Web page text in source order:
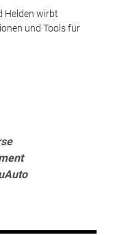
Helden wirbt
und Tools für